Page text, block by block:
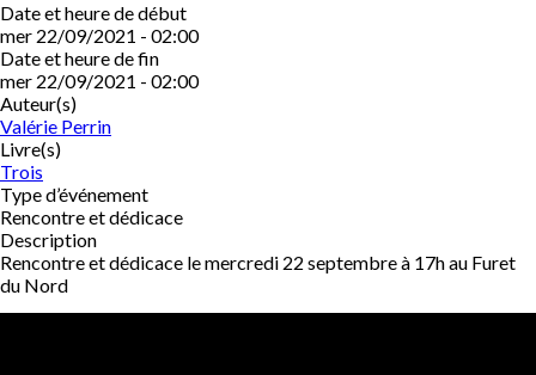
Date et heure de début
mer 22/09/2021 - 02:00
Date et heure de fin
mer 22/09/2021 - 02:00
Auteur(s)
Valérie Perrin
Livre(s)
Trois
Type d’événement
Rencontre et dédicace
Description
Rencontre et dédicace le mercredi 22 septembre à 17h au Furet
du Nord